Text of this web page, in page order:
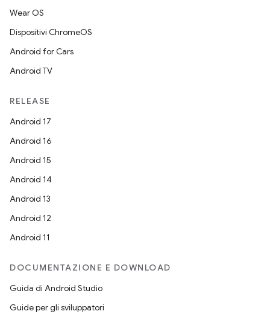
Wear OS
Dispositivi ChromeOS
Android for Cars
Android TV
RELEASE
Android 17
Android 16
Android 15
Android 14
Android 13
Android 12
Android 11
DOCUMENTAZIONE E DOWNLOAD
Guida di Android Studio
Guide per gli sviluppatori